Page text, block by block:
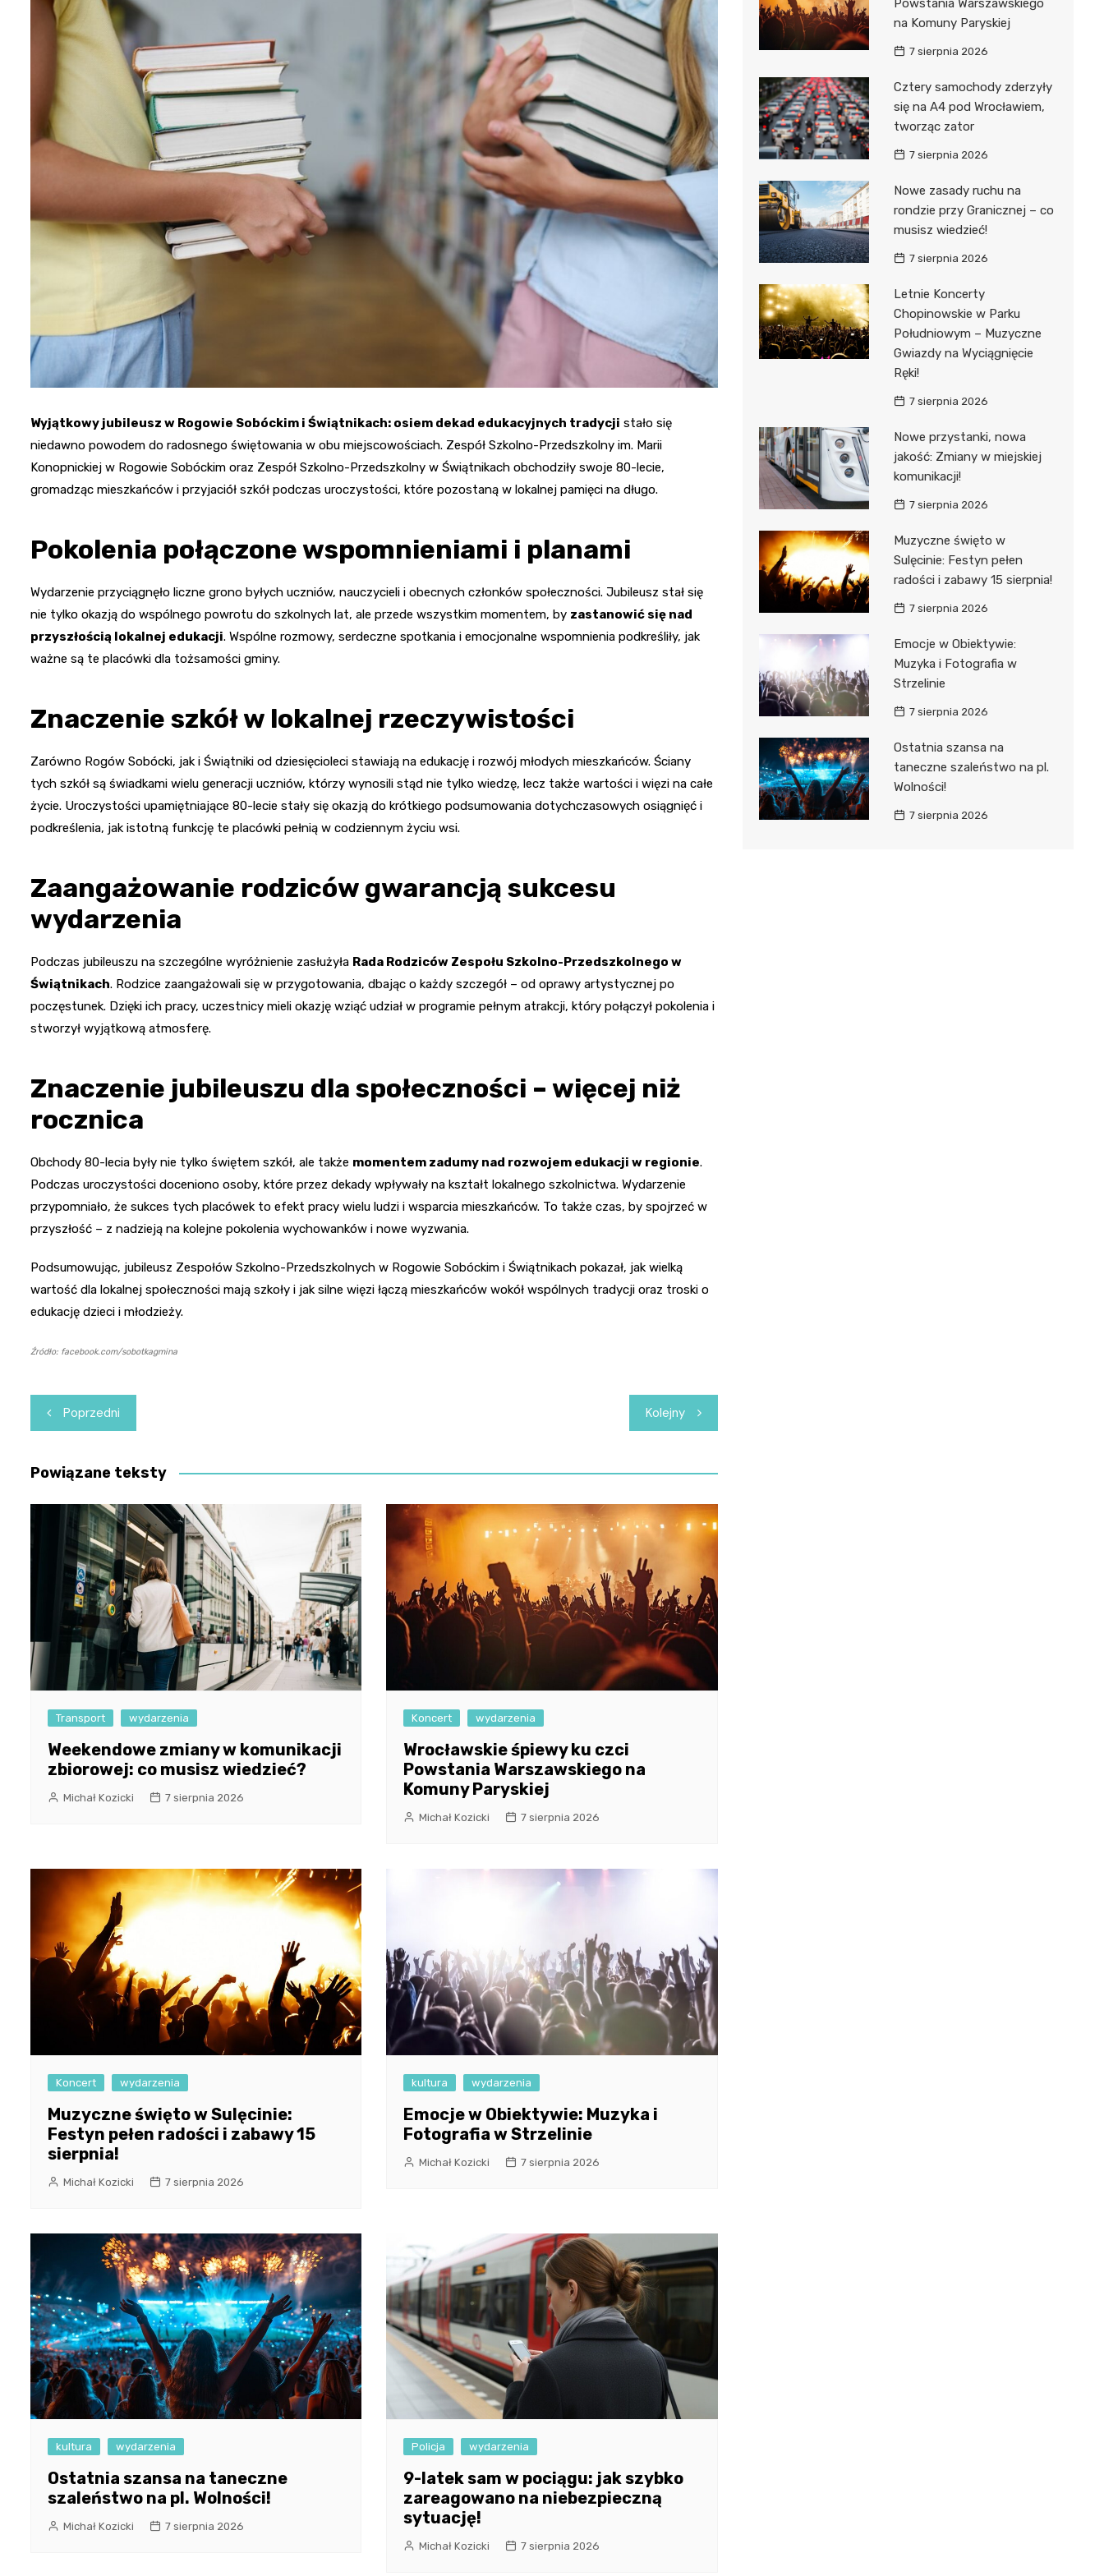
Fryzjer
Kino
Wyjątkowy jubileusz w Rogowie Sobóckim i Świątnikach: osiem dekad edukacyjnych tradycji stało się
niedawno powodem do radosnego świętowania w obu miejscowościach. Zespół Szkolno-Przedszkolny im. Marii
Konopnickiej w Rogowie Sobóckim oraz Zespół Szkolno-Przedszkolny w Świątnikach obchodziły swoje 80-lecie,
gromadząc mieszkańców i przyjaciół szkół podczas uroczystości, które pozostaną w lokalnej pamięci na długo.
Pokolenia połączone wspomnieniami i planami
Wydarzenie przyciągnęło liczne grono byłych uczniów, nauczycieli i obecnych członków społeczności. Jubileusz stał się
nie tylko okazją do wspólnego powrotu do szkolnych lat, ale przede wszystkim momentem, by zastanowić się nad
przyszłością lokalnej edukacji. Wspólne rozmowy, serdeczne spotkania i emocjonalne wspomnienia podkreśliły, jak
ważne są te placówki dla tożsamości gminy.
Znaczenie szkół w lokalnej rzeczywistości
Zarówno Rogów Sobócki, jak i Świątniki od dziesięcioleci stawiają na edukację i rozwój młodych mieszkańców. Ściany
tych szkół są świadkami wielu generacji uczniów, którzy wynosili stąd nie tylko wiedzę, lecz także wartości i więzi na całe
życie. Uroczystości upamiętniające 80-lecie stały się okazją do krótkiego podsumowania dotychczasowych osiągnięć i
podkreślenia, jak istotną funkcję te placówki pełnią w codziennym życiu wsi.
Zaangażowanie rodziców gwarancją sukcesu
wydarzenia
Podczas jubileuszu na szczególne wyróżnienie zasłużyła Rada Rodziców Zespołu Szkolno-Przedszkolnego w
Świątnikach. Rodzice zaangażowali się w przygotowania, dbając o każdy szczegół – od oprawy artystycznej po
poczęstunek. Dzięki ich pracy, uczestnicy mieli okazję wziąć udział w programie pełnym atrakcji, który połączył pokolenia i
stworzył wyjątkową atmosferę.
Znaczenie jubileuszu dla społeczności – więcej niż
rocznica
Obchody 80-lecia były nie tylko świętem szkół, ale także momentem zadumy nad rozwojem edukacji w regionie.
Podczas uroczystości doceniono osoby, które przez dekady wpływały na kształt lokalnego szkolnictwa. Wydarzenie
przypomniało, że sukces tych placówek to efekt pracy wielu ludzi i wsparcia mieszkańców. To także czas, by spojrzeć w
przyszłość – z nadzieją na kolejne pokolenia wychowanków i nowe wyzwania.
Podsumowując, jubileusz Zespołów Szkolno-Przedszkolnych w Rogowie Sobóckim i Świątnikach pokazał, jak wielką
wartość dla lokalnej społeczności mają szkoły i jak silne więzi łączą mieszkańców wokół wspólnych tradycji oraz troski o
edukację dzieci i młodzieży.
Źródło: facebook.com/sobotkagmina
Nawigacja
wpisu
Poprzedni Kolejny
Powiązane teksty
Transport wydarzenia
Weekendowe zmiany w komunikacji
zbiorowej: co musisz wiedzieć?
Michał Kozicki 7 sierpnia 2026
Koncert wydarzenia
Wrocławskie śpiewy ku czci
Powstania Warszawskiego na
Komuny Paryskiej
Michał Kozicki 7 sierpnia 2026
Koncert wydarzenia
Muzyczne święto w Sulęcinie:
Festyn pełen radości i zabawy 15
sierpnia!
Michał Kozicki 7 sierpnia 2026
kultura wydarzenia
Emocje w Obiektywie: Muzyka i
Fotografia w Strzelinie
Michał Kozicki 7 sierpnia 2026
kultura wydarzenia
Ostatnia szansa na taneczne
szaleństwo na pl. Wolności!
Michał Kozicki 7 sierpnia 2026
Policja wydarzenia
9-latek sam w pociągu: jak szybko
zareagowano na niebezpieczną
sytuację!
Michał Kozicki 7 sierpnia 2026
Powstania Warszawskiego
na Komuny Paryskiej
7 sierpnia 2026
Cztery samochody zderzyły
się na A4 pod Wrocławiem,
tworząc zator
7 sierpnia 2026
Nowe zasady ruchu na
rondzie przy Granicznej – co
musisz wiedzieć!
7 sierpnia 2026
Letnie Koncerty
Chopinowskie w Parku
Południowym – Muzyczne
Gwiazdy na Wyciągnięcie
Ręki!
7 sierpnia 2026
Nowe przystanki, nowa
jakość: Zmiany w miejskiej
komunikacji!
7 sierpnia 2026
Muzyczne święto w
Sulęcinie: Festyn pełen
radości i zabawy 15 sierpnia!
7 sierpnia 2026
Emocje w Obiektywie:
Muzyka i Fotografia w
Strzelinie
7 sierpnia 2026
Ostatnia szansa na
taneczne szaleństwo na pl.
Wolności!
7 sierpnia 2026